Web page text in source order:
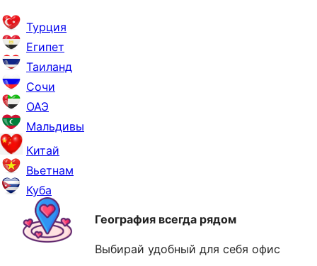
Турция
Египет
Таиланд
Сочи
ОАЭ
Мальдивы
Китай
Вьетнам
Куба
География всегда рядом
Выбирай удобный для себя офис